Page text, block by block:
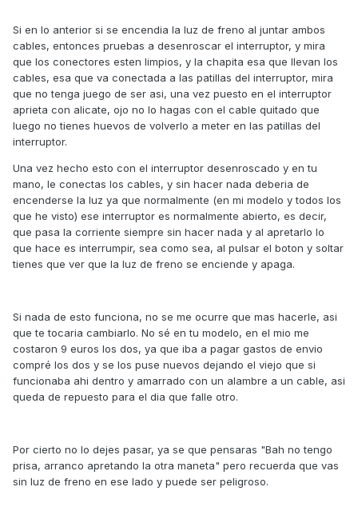
Si en lo anterior si se encendia la luz de freno al juntar ambos
cables, entonces pruebas a desenroscar el interruptor, y mira
que los conectores esten limpios, y la chapita esa que llevan los
cables, esa que va conectada a las patillas del interruptor, mira
que no tenga juego de ser asi, una vez puesto en el interruptor
aprieta con alicate, ojo no lo hagas con el cable quitado que
luego no tienes huevos de volverlo a meter en las patillas del
interruptor.
Una vez hecho esto con el interruptor desenroscado y en tu
mano, le conectas los cables, y sin hacer nada deberia de
encenderse la luz ya que normalmente (en mi modelo y todos los
que he visto) ese interruptor es normalmente abierto, es decir,
que pasa la corriente siempre sin hacer nada y al apretarlo lo
que hace es interrumpir, sea como sea, al pulsar el boton y soltar
tienes que ver que la luz de freno se enciende y apaga.
Si nada de esto funciona, no se me ocurre que mas hacerle, asi
que te tocaria cambiarlo. No sé en tu modelo, en el mio me
costaron 9 euros los dos, ya que iba a pagar gastos de envio
compré los dos y se los puse nuevos dejando el viejo que si
funcionaba ahi dentro y amarrado con un alambre a un cable, asi
queda de repuesto para el dia que falle otro.
Por cierto no lo dejes pasar, ya se que pensaras "Bah no tengo
prisa, arranco apretando la otra maneta" pero recuerda que vas
sin luz de freno en ese lado y puede ser peligroso.